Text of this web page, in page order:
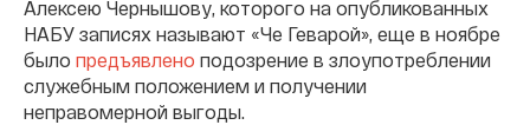
Алексею Чернышову, которого на опубликованных
НАБУ записях называют «Че Геварой», еще в ноябре
было предъявлено подозрение в злоупотреблении
служебным положением и получении
неправомерной выгоды.